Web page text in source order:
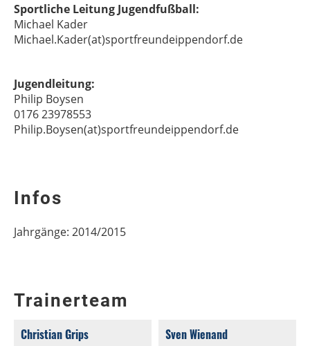
Sportliche Leitung Jugendfußball:
Michael Kader
Michael.Kader(at)sportfreundeippendorf.de
Jugendleitung:
Philip Boysen
0176 23978553
Philip.Boysen(at)sportfreundeippendorf.de
Infos
Jahrgänge: 2014/2015
Trainerteam
Christian Grips Sven Wienand